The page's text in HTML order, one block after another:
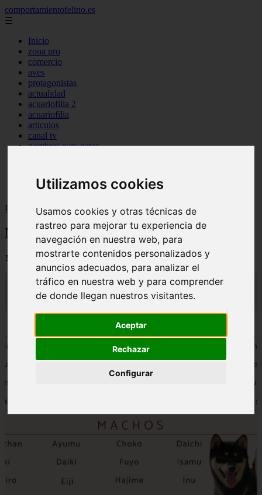
Utilizamos cookies
Usamos cookies y otras técnicas de
rastreo para mejorar tu experiencia de
navegación en nuestra web, para
mostrarte contenidos personalizados y
anuncios adecuados, para analizar el
tráfico en nuestra web y para comprender
de donde llegan nuestros visitantes.
Aceptar
Rechazar
Configurar
comportamientofelino.es
☰
Inicio
zona pro
comercio
aves
protagonistas
actualidad
acuariofilia 2
acuariofilia
articulos
canal tv
nombres para gatos
uncategorized
zona pro
Inicio
gatos2 >Nombres para Perros Akita Japones
Nombres para Perros Akita Japones
📅 12/06/2025